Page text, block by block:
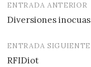
Navegación
de
entradas
ENTRADA ANTERIOR
Diversiones inocuas
ENTRADA SIGUIENTE
RFIDiot